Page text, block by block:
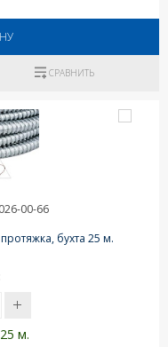
СРАВНИТЬ
00-66
бухта 25 м.
м.